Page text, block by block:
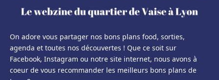
On adore vous partager nos bons plans food, sorties,
agenda et toutes nos découvertes ! Que ce soit sur
Facebook, Instagram ou notre site internet, nous avons à
coeur de vous recommander les meilleurs bons plans de